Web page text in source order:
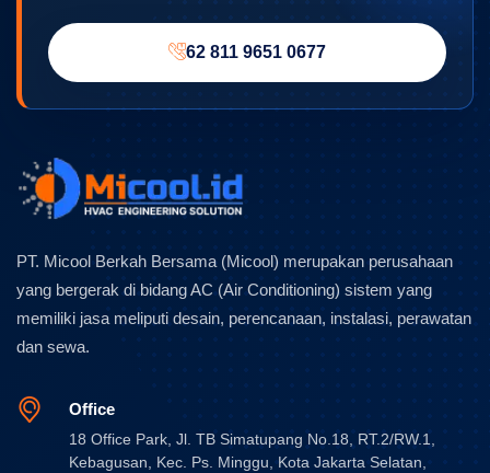
62 811 9651 0677
PT. Micool Berkah Bersama (Micool) merupakan perusahaan
yang bergerak di bidang AC (Air Conditioning) sistem yang
memiliki jasa meliputi desain, perencanaan, instalasi, perawatan
dan sewa.
Office
18 Office Park, Jl. TB Simatupang No.18, RT.2/RW.1,
Kebagusan, Kec. Ps. Minggu, Kota Jakarta Selatan,